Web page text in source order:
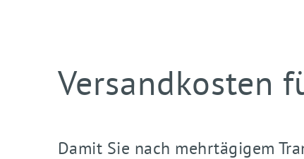
Versandkosten
Damit Sie nach mehrtägigem